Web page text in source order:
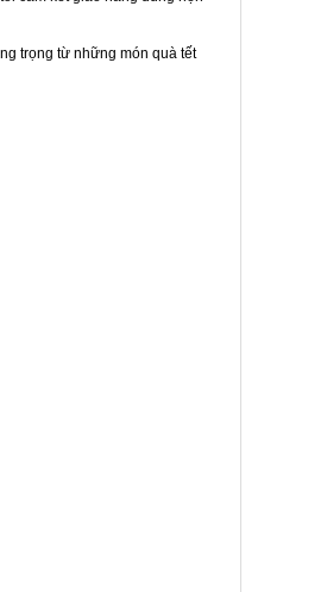
trọng từ những món quà tết